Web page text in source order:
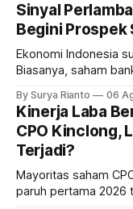
Sinyal
Begini Prospek
Ekonomi Indonesia
Biasanya, saham
bank ke depannya?
By Surya Rianto 06
Kinerja Laba
CPO Kinclong,
Terjadi?
Mayoritas saham
paruh pertama 2026